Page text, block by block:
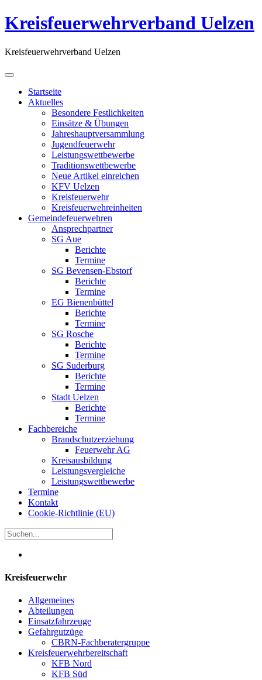
Kreisfeuerwehrverband Uelzen
Kreisfeuerwehrverband Uelzen
Startseite
Aktuelles
Besondere Festlichkeiten
Einsätze & Übungen
Jahreshauptversammlung
Jugendfeuerwehr
Leistungswettbewerbe
Traditionswettbewerbe
Neue Artikel einreichen
KFV Uelzen
Kreisfeuerwehr
Kreisfeuerwehreinheiten
Gemeindefeuerwehren
Ansprechpartner
SG Aue
Berichte
Termine
SG Bevensen-Ebstorf
Berichte
Termine
EG Bienenbüttel
Berichte
Termine
SG Rosche
Berichte
Termine
SG Suderburg
Berichte
Termine
Stadt Uelzen
Berichte
Termine
Fachbereiche
Brandschutzerziehung
Feuerwehr AG
Kreisausbildung
Leistungsvergleiche
Leistungswettbewerbe
Termine
Kontakt
Cookie-Richtlinie (EU)
Kreisfeuerwehr
Allgemeines
Abteilungen
Einsatzfahrzeuge
Gefahrgutzüge
CBRN-Fachberatergruppe
Kreisfeuerwehrbereitschaft
KFB Nord
KFB Süd